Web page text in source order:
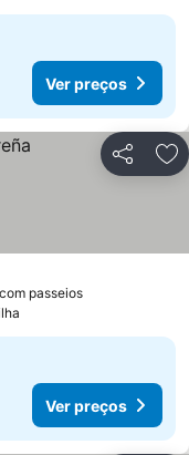
Ver preços
Partilhar
passeiosVer preços
Ver preços